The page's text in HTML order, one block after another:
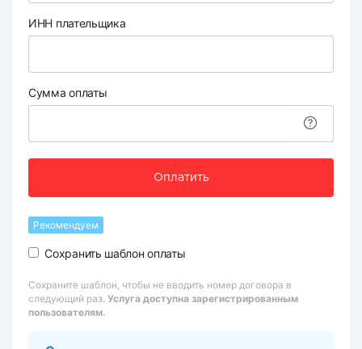
ИНН плательщика
Сумма оплаты
Оплатить
Рекомендуем
Сохранить шаблон оплаты
Сохраните шаблон, чтобы не вводить номер договора в
следующий раз. Услуга доступна зарегистрированным
пользователям.